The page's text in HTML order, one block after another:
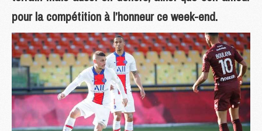
pour la compétition à l’honneur ce week-end.